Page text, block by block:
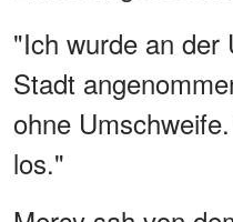
"Ich wurde an der
Stadt
ohne
los."